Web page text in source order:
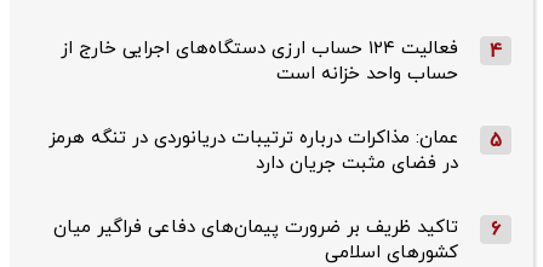
4
فعالیت ۱۲۴ حساب ارزی دستگاه‌های اجرایی خارج از
حساب واحد خزانه است
5
عمان: مذاکرات درباره ترتیبات دریانوردی در تنگه هرمز
در فضای مثبت جریان دارد
6
تاکید ظریف بر ضرورت پیمان‌های دفاعی فراگیر میان
کشورهای اسلامی